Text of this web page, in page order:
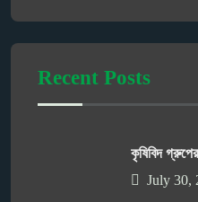
Recent Posts
কৃষিবিদ
July 30,